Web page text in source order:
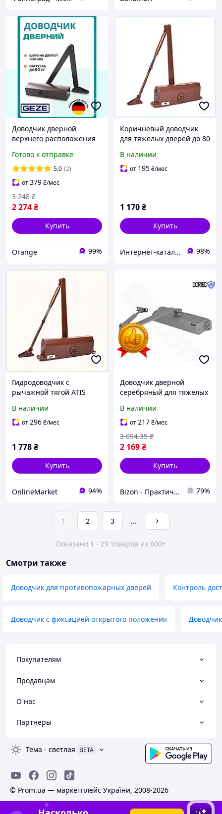
Доводчик дверной
верхнего расположения
GEZE TS 1500 с локтевой
тягой коричневый
Готово к отправке
5.0 (2)
от379₴/мес
2 274₴
3 248 ₴
Купить
Orange 99%
Коричневый доводчик
для тяжелых дверей до 80
В наличии
от 195₴/мес
1 170₴
Купить
Интер​нет-ка​та​лог с​ки​​док "ZAKAZ!K" 98%
Гидродоводчик с
рычажной тягой ATIS
В наличии
от296₴/мес
1 778₴
Купить
OnlineMarket 94%
Доводчик дверной
серебряный для тяжелых
фиксацией
универсальный механизм
для офиса и дома BZN
В наличии
от217₴/мес
2 169₴
3 094.35 ₴
Купить
Bizon - Практичные решения для дома и сада! 79%
1 2 3 ...
Показано 1 - 29 товаров из 800+
Смотри также
Доводчик для противопожарных дверей Контроль
Доводчик с фиксацией открытого положения
Покупателям
Продавцам
О нас
Партнеры
Тема - светлая BETA
© Prom.ua — маркетплейс України, 2008-2026